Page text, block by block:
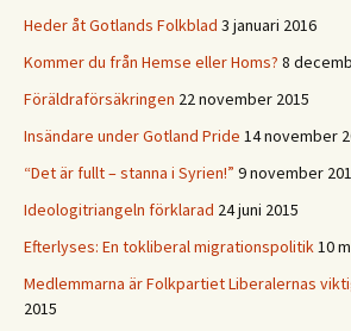
Heder åt Gotlands Folkblad 3 januari 2016
Kommer du från Hemse eller Homs? 8
Föräldraförsäkringen 22 november 2015
Insändare under Gotland Pride 14 november
“Det är fullt – stanna i Syrien!” 9 november
Ideologitriangeln förklarad 24 juni 2015
Efterlyses: En tokliberal migrationspolitik10
Medlemmarna är Folkpartiet Liberalernas
2015